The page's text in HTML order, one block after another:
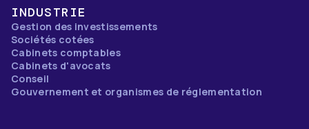
INDUSTRIE
Gestion des investissements
Sociétés cotées
Cabinets comptables
Cabinets d'avocats
Conseil
Gouvernement et organismes de réglementation